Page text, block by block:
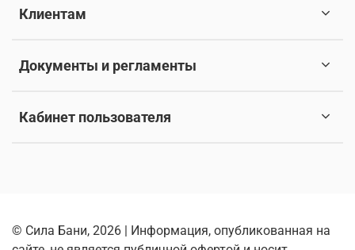
Клиентам
Документы и регламенты
Кабинет пользователя
© Сила Бани, 2026 | Информация, опубликованная на